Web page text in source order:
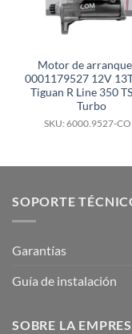
Motor de
0001179527 12V
Tiguan R Line 350
Turbo
SKU: 6000.9527-
SOPORTE
Garantías
Guía de instalación
SOBRE LA